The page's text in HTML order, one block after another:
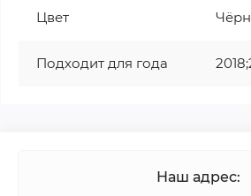
Цвет
Подходит для года
Наш адрес: